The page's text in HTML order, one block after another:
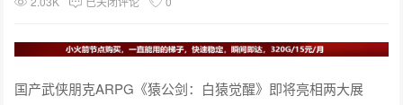
国产武侠朋克ARPG《猿公剑：白猿觉醒》即将亮相两大展